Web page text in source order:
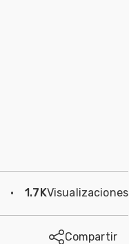
· 1.7KVisualizaciones
Compartir